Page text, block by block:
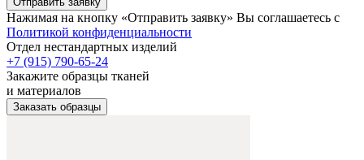
Нажимая на кнопку «Отправить заявку» Вы соглашаетесь с
Политикой конфиденциальности
Отдел нестандартных изделий
+7 (915) 790-65-24
Закажите образцы тканей
и материалов
Заказать образцы